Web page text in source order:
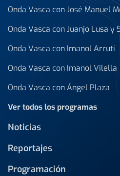
Onda Vasca con José Manuel
Onda Vasca con Juanjo Lusa y
Onda Vasca con Imanol Arruti
Onda Vasca con Imanol Vilella
Onda Vasca con Ángel Plaza
Ver todos los programas
Noticias
Reportajes
Programación